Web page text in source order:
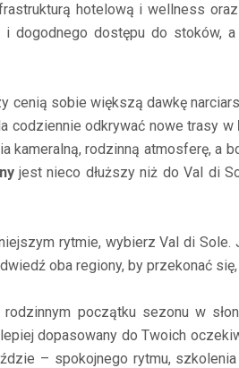
hotelową i wellness
dogodnego dostępu do stoków,
cenią sobie większą dawkę
codziennie odkrywać nowe trasy w
kameralną, rodzinną atmosferę, a
jest nieco dłuższy niż do Val di
rytmie, wybierz Val di
oba regiony, by przekonać
początku sezonu w
dopasowany do Twoich
– spokojnego rytmu,